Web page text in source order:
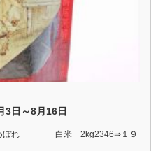
日～8月16日
とめぼれ 白米 2kg2346⇒１９